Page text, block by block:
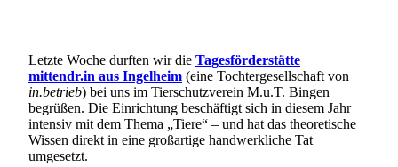
Letzte Woche durften wir die Tagesförderstätte
mittendr.in aus Ingelheim (eine Tochtergesellschaft von
in.betrieb) bei uns im Tierschutzverein M.u.T. Bingen
begrüßen. Die Einrichtung beschäftigt sich in diesem Jahr
intensiv mit dem Thema „Tiere“ – und hat das theoretische
Wissen direkt in eine großartige handwerkliche Tat
umgesetzt.